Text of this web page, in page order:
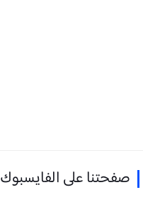
صفحتنا على الفايسبوك